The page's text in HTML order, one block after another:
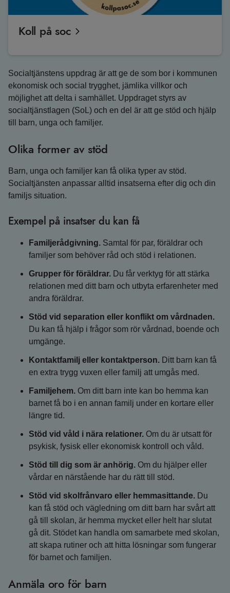
Koll på soc
Socialtjänstens uppdrag är att ge de som bor i kommunen
ekonomisk och social trygghet, jämlika villkor och
möjlighet att delta i samhället. Uppdraget styrs av
socialtjänstlagen (SoL) och en del är att ge stöd och hjälp
till barn, unga och familjer.
Olika former av stöd
Barn, unga och familjer kan få olika typer av stöd.
Socialtjänsten anpassar alltid insatserna efter dig och din
familjs situation.
Exempel på insatser du kan få
Familjerådgivning. Samtal för par, föräldrar och
familjer som behöver råd och stöd i relationen.
Grupper för föräldrar. Du får verktyg för att stärka
relationen med ditt barn och utbyta erfarenheter med
andra föräldrar.
Stöd vid separation eller konflikt om vårdnaden.
Du kan få hjälp i frågor som rör vårdnad, boende och
umgänge.
Kontaktfamilj eller kontaktperson. Ditt barn kan få
en extra trygg vuxen eller familj att umgås med.
Familjehem. Om ditt barn inte kan bo hemma kan
barnet få bo i en annan familj under en kortare eller
längre tid.
Stöd vid våld i nära relationer. Om du är utsatt för
psykisk, fysisk eller ekonomisk kontroll och våld.
Stöd till dig som är anhörig. Om du hjälper eller
vårdar en närstående har du rätt till stöd.
Stöd vid skolfrånvaro eller hemmasittande. Du
kan få stöd och vägledning om ditt barn har svårt att
gå till skolan, är hemma mycket eller helt har slutat
gå dit. Stödet kan handla om samarbete med skolan,
att skapa rutiner och att hitta lösningar som fungerar
för barnet och familjen.
Anmäla oro för barn